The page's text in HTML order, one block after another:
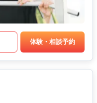
体験・相談予約